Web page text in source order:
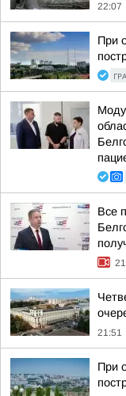
22:07
При
Все
21:51
При